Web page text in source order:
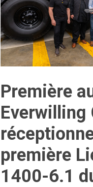
Première
Everwilling
première
1400-6.1